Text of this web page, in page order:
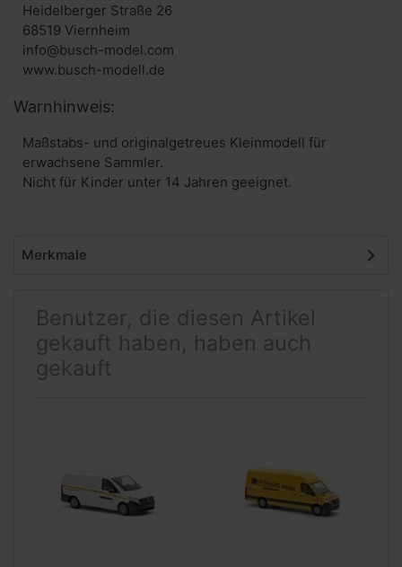
Heidelberger Straße 26
68519 Viernheim
info@busch-model.com
www.busch-modell.de
Warnhinweis:
Maßstabs- und originalgetreues Kleinmodell für
erwachsene Sammler.
Nicht für Kinder unter 14 Jahren geeignet.
Merkmale
Benutzer, die diesen Artikel
gekauft haben, haben auch
gekauft